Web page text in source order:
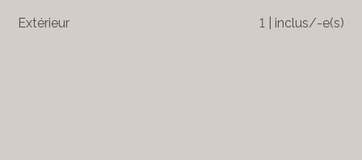
Extérieur 1 | inclus/-e(s)